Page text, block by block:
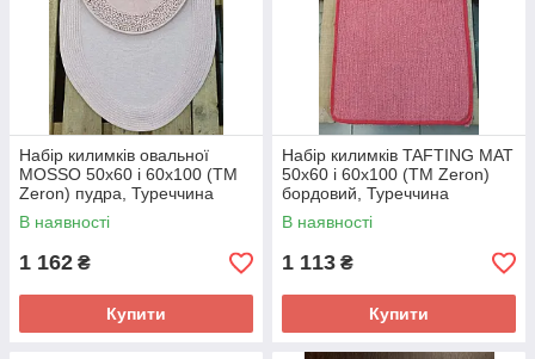
Набір килимків овальної
MOSSO 50x60 і 60х100 (TM
Zeron) пудра, Туреччина
В наявності
1 162 ₴
Купити
Набір килимків TAFTING MAT
50x60 і 60x100 (TM Zeron)
бордовий, Туреччина
В наявності
1 113 ₴
Купити